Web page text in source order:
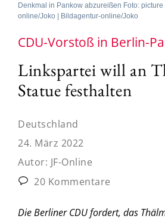
Denkmal in Pankow abzureißen Foto:
online/Joko | Bildagentur-online/Joko
CDU-Vorstoß in Berlin-
Linkspartei will an
Statue festhalten
Deutschland
24. März 2022
Autor: JF-Online
20 Kommentare
Die Berliner CDU fordert, das